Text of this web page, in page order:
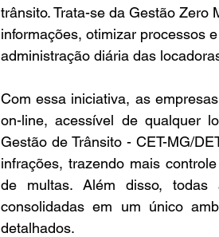
trânsito. Trata-se da Gestão Zero
informações, otimizar processos
administração diária das
Com essa iniciativa, as
on-line, acessível de qualquer
Gestão de Trânsito - CET-MG/
infrações, trazendo mais
de multas. Além disso, todas
consolidadas em um único
detalhados.